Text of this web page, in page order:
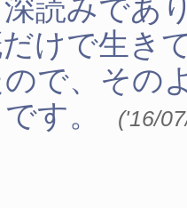
読みであ
けで生き
で、その
す。
('16/